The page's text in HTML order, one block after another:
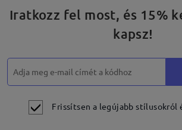
Iratkozz fel most, és 15%
kapsz!
Frissítsen a legújabb stílusokról